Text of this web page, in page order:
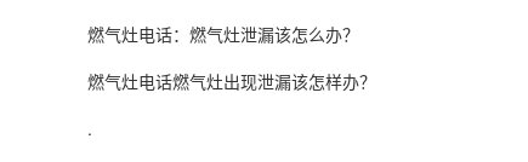
燃气灶电话：燃气灶泄漏该怎么办？
燃气灶电话燃气灶出现泄漏该怎样办？
.